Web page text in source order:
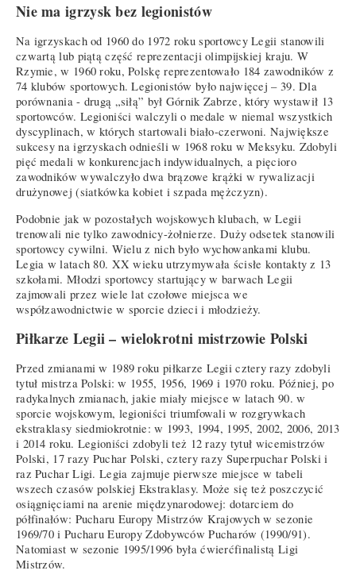
Nie ma igrzysk bez legionistów
Na igrzyskach od 1960 do 1972 roku sportowcy Legii stanowili
czwartą lub piątą część reprezentacji olimpijskiej kraju. W
Rzymie, w 1960 roku, Polskę reprezentowało 184 zawodników z
74 klubów sportowych. Legionistów było najwięcej – 39. Dla
porównania - drugą „siłą” był Górnik Zabrze, który wystawił 13
sportowców. Legioniści walczyli o medale w niemal wszystkich
dyscyplinach, w których startowali biało-czerwoni. Największe
sukcesy na igrzyskach odnieśli w 1968 roku w Meksyku. Zdobyli
pięć medali w konkurencjach indywidualnych, a pięcioro
zawodników wywalczyło dwa brązowe krążki w rywalizacji
drużynowej (siatkówka kobiet i szpada mężczyzn).
Podobnie jak w pozostałych wojskowych klubach, w Legii
trenowali nie tylko zawodnicy-żołnierze. Duży odsetek stanowili
sportowcy cywilni. Wielu z nich było wychowankami klubu.
Legia w latach 80. XX wieku utrzymywała ścisłe kontakty z 13
szkołami. Młodzi sportowcy startujący w barwach Legii
zajmowali przez wiele lat czołowe miejsca we
współzawodnictwie w sporcie dzieci i młodzieży.
Piłkarze Legii – wielokrotni mistrzowie Polski
Przed zmianami w 1989 roku piłkarze Legii cztery razy zdobyli
tytuł mistrza Polski: w 1955, 1956, 1969 i 1970 roku. Później, po
radykalnych zmianach, jakie miały miejsce w latach 90. w
sporcie wojskowym, legioniści triumfowali w rozgrywkach
ekstraklasy siedmiokrotnie: w 1993, 1994, 1995, 2002, 2006, 2013
i 2014 roku. Legioniści zdobyli też 12 razy tytuł wicemistrzów
Polski, 17 razy Puchar Polski, cztery razy Superpuchar Polski i
raz Puchar Ligi. Legia zajmuje pierwsze miejsce w tabeli
wszech czasów polskiej Ekstraklasy. Może się też poszczycić
osiągnięciami na arenie międzynarodowej: dotarciem do
półfinałów: Pucharu Europy Mistrzów Krajowych w sezonie
1969/70 i Pucharu Europy Zdobywców Pucharów (1990/91).
Natomiast w sezonie 1995/1996 była ćwierćfinalistą Ligi
Mistrzów.